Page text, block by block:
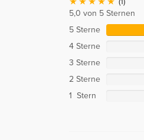
5,0 von 5 Sternen
5 Sterne
4 Sterne
3 Sterne
2 Sterne
1 Stern